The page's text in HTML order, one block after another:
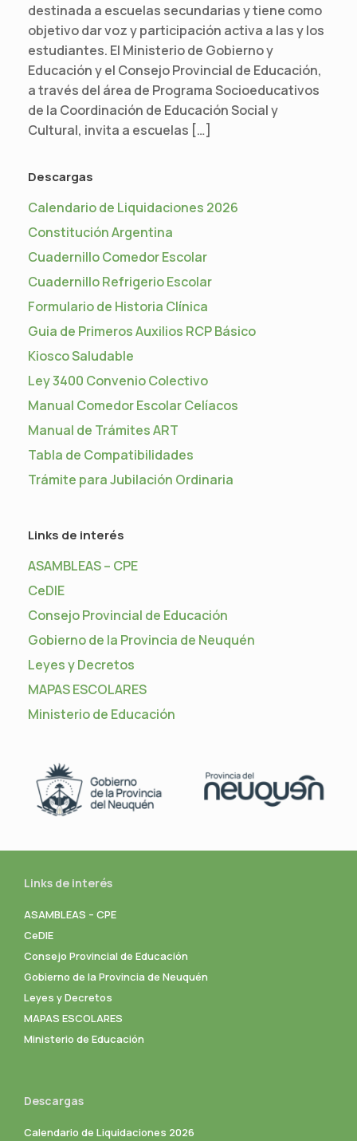
destinada a escuelas secundarias y tiene como
objetivo dar voz y participación activa a las y los
estudiantes. El Ministerio de Gobierno y
Educación y el Consejo Provincial de Educación,
a través del área de Programa Socioeducativos
de la Coordinación de Educación Social y
Cultural, invita a escuelas […]
Descargas
Calendario de Liquidaciones 2026
Constitución Argentina
Cuadernillo Comedor Escolar
Cuadernillo Refrigerio Escolar
Formulario de Historia Clínica
Guia de Primeros Auxilios RCP Básico
Kiosco Saludable
Ley 3400 Convenio Colectivo
Manual Comedor Escolar Celíacos
Manual de Trámites ART
Tabla de Compatibilidades
Trámite para Jubilación Ordinaria
Links de interés
ASAMBLEAS – CPE
CeDIE
Consejo Provincial de Educación
Gobierno de la Provincia de Neuquén
Leyes y Decretos
MAPAS ESCOLARES
Ministerio de Educación
Links de interés
ASAMBLEAS – CPE
CeDIE
Consejo Provincial de Educación
Gobierno de la Provincia de Neuquén
Leyes y Decretos
MAPAS ESCOLARES
Ministerio de Educación
Descargas
Calendario de Liquidaciones 2026